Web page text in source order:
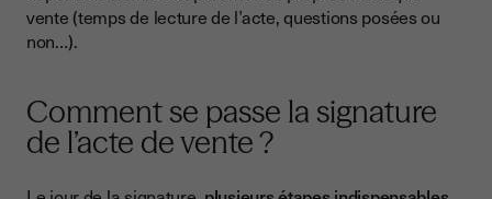
vente (temps de lecture de l’acte, questions posées ou
non…).
Comment se passe la signature
de l’acte de vente ?